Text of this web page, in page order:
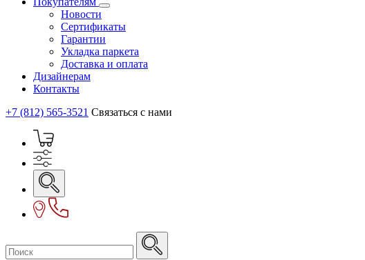
Новости
Сертификаты
Гарантии
Укладка паркета
Доставка и оплата
Дизайнерам
Контакты
+7 (812) 565-3521 Связаться с нами